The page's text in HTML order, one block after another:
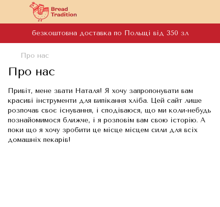
безкоштовна доставка по Польщі від 350 зл
Про нас
Про нас
Привіт, мене звати Наталя! Я хочу запропонувати вам
красиві інструменти для випікання хліба. Цей сайт лише
розпочав своє існування, і сподіваюся, що ми коли-небудь
познайомимося ближче, і я розповім вам свою історію. А
поки що я хочу зробити це місце місцем сили для всіх
домашніх пекарів!